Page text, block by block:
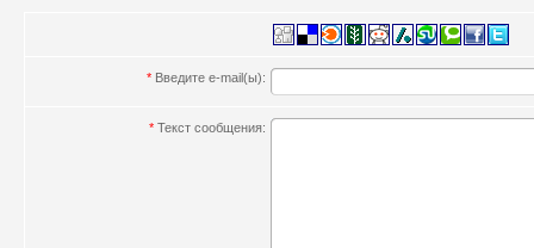
* Введите e-mail(ы):
* Текст сообщения: